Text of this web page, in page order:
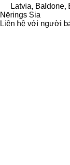
Latvia, Baldone,
Nērings Sia
Liên hệ với người